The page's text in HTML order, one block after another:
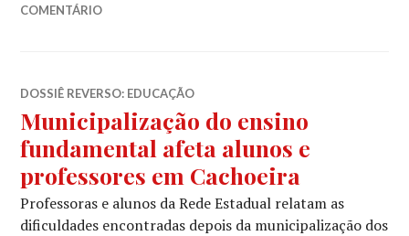
COMENTÁRIO
DOSSIÊ REVERSO: EDUCAÇÃO
Municipalização do ensino
fundamental afeta alunos e
professores em Cachoeira
Professoras e alunos da Rede Estadual relatam as
dificuldades encontradas depois da municipalização dos